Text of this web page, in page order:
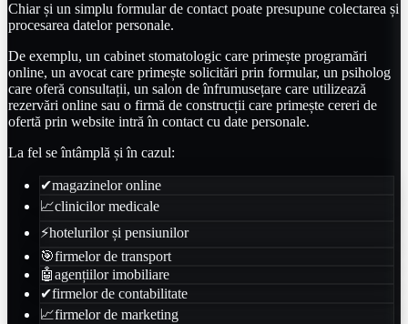
Chiar și un simplu formular de contact poate presupune colectarea și
procesarea datelor personale.
De exemplu, un cabinet stomatologic care primește programări
online, un avocat care primește solicitări prin formular, un psiholog
care oferă consultații, un salon de înfrumusețare care utilizează
rezervări online sau o firmă de construcții care primește cereri de
ofertă prin website intră în contact cu date personale.
La fel se întâmplă și în cazul:
✔magazinelor online
📈clinicilor medicale
⚡hotelurilor și pensiunilor
🎯firmelor de transport
🤖agențiilor imobiliare
✔firmelor de contabilitate
📈firmelor de marketing